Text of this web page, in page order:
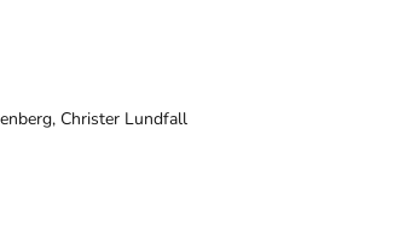
Christer Lundfall